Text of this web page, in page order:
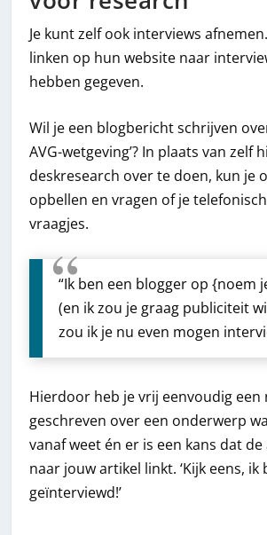
Je kunt zelf ook interviews
linken op hun website naar
hebben gegeven.
Wil je een blogbericht schrijven
AVG-wetgeving’? In plaats van zelf
deskresearch over te doen, kun je
opbellen en vragen of je
vraagjes.
“Ik ben een blogger op {noem
(en ik zou je graag publiciteit
zou ik je nu even mogen
Hierdoor heb je vrij eenvoudig een
geschreven over een onderwerp
vanaf weet én er is een kans dat
naar jouw artikel linkt. ‘Kijk eens, ik
geïnterviewd!’